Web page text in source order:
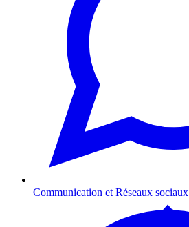
Communication et Réseaux sociaux